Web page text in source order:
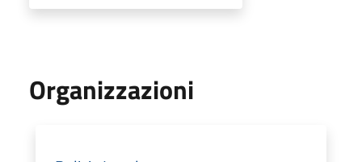
Organizzazioni